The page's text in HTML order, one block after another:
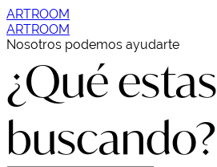
ARTROOM
ARTROOM
Nosotros podemos ayudarte
¿Qué estas
buscando?